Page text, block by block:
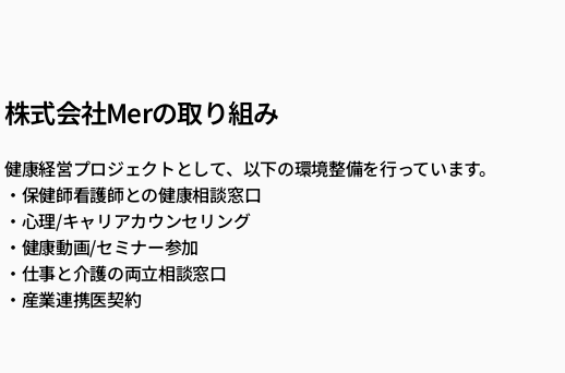
株式会社Merの取り組み
健康経営プロジェクトとして、以下の環境整備を行っています。
・保健師看護師との健康相談窓口
・心理/キャリアカウンセリング
・健康動画/セミナー参加
・仕事と介護の両立相談窓口
・産業連携医契約